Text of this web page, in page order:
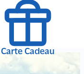
Carte Cadeau